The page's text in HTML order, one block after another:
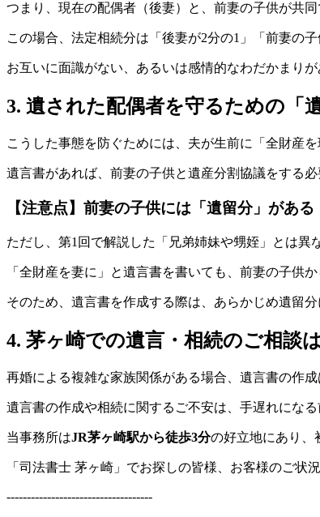
つまり、現在の配偶者（後妻）と、前妻の子供が共同
この場合、法定相続分は「後妻が2分の1」「前妻の子
お互いに面識がない、あるいは感情的なわだかまり
3. 遺された配偶者を守るための「
こうした事態を防ぐためには、夫が生前に「全財産
遺言書があれば、前妻の子供と遺産分割協議をする
【注意点】前妻の子供には「遺留分」がある
ただし、第1回で解説した「兄弟姉妹や甥姪」とは異
「全財産を妻に」と遺言書を書いても、前妻の子供
そのため、遺言書を作成する際は、あらかじめ遺留
4. 茅ヶ崎での遺言・相続のご相談
再婚による複雑な家族関係がある場合、遺言書の作
遺言書の作成や相続に関するご不安は、手遅れにな
当事務所はJR茅ヶ崎駅から徒歩3分の好立地にあり、
「司法書士 茅ヶ崎」でお探しの皆様、お客様のご
------------------------------------